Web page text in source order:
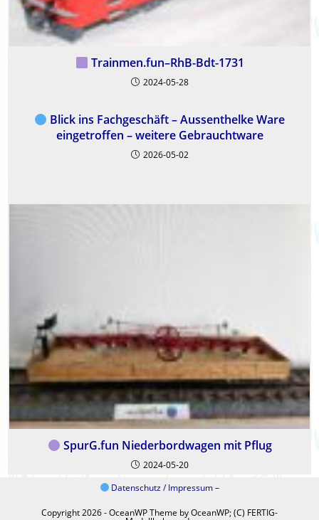
Trainmen.fun–RhB-Bdt-1731
2024-05-28
Blick ins Fachgeschäft – Aussenthelke Ware
eingetroffen – weitere Gebrauchtware
2026-05-02
SpurG.fun Niederbordwagen mit Pflug
2024-05-20
Datenschutz / Impressum –
Copyright 2026 - OceanWP Theme by OceanWP; (C) FERTIG-